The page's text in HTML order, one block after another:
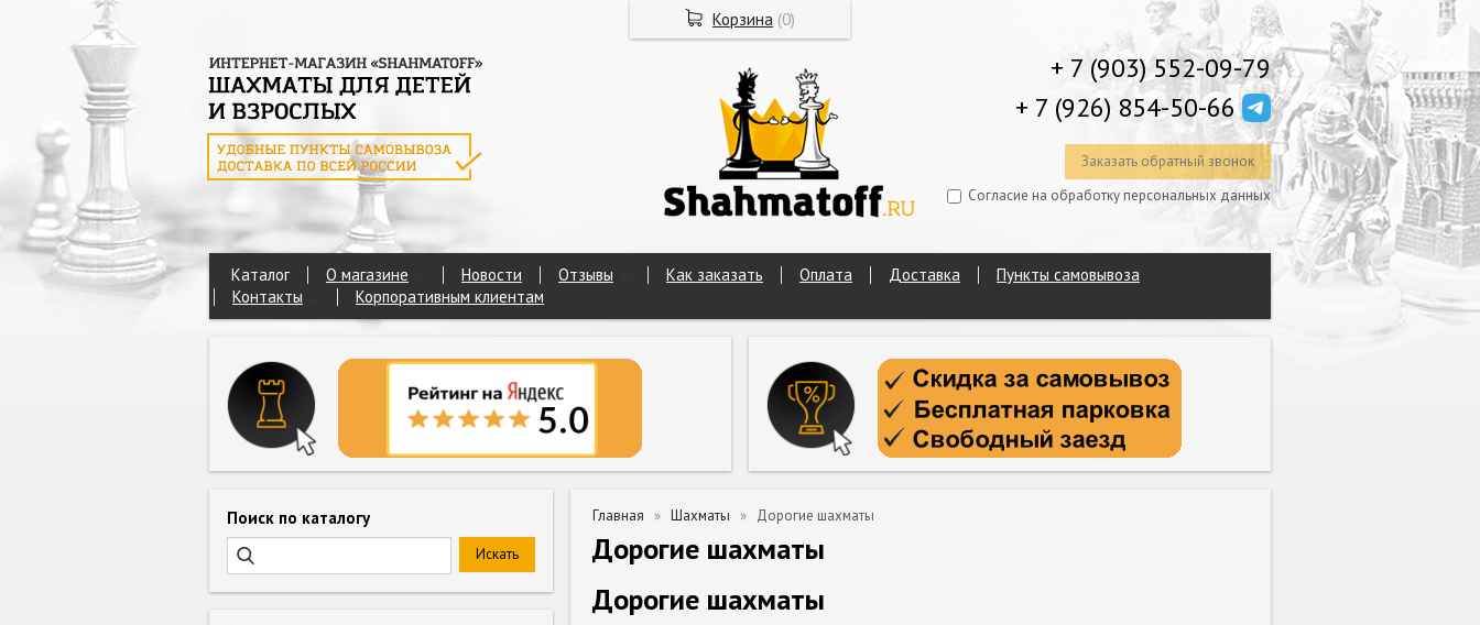
+ 7 (903) 552-09-79
+ 7 (926) 854-50-66
Заказать обратный звонок
Согласие на обработку персональных данных
Каталог О магазине Новости Отзывы Как заказать Оплата Доставка
Пункты самовывоза
Контакты
Корпоративным клиентам
Поиск по каталогу Главная Шахматы Дорогие шахматы
Дорогие шахматы
Дорогие шахматы
Корзина (0)